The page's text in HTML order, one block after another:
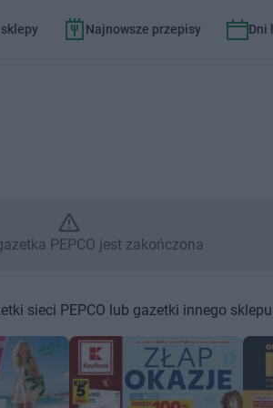
Najnowsze przepisy Dni
PEPCO jest
PEPCO jest zakończona
sieci PEPCO lub gazetki innego sklepu